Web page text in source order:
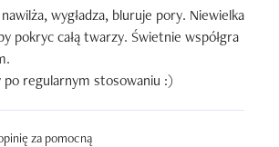
wygładza, bluruje pory. Niewielka
pokryc całą twarzy. Świetnie współgra
po regularnym stosowaniu :)
za pomocną